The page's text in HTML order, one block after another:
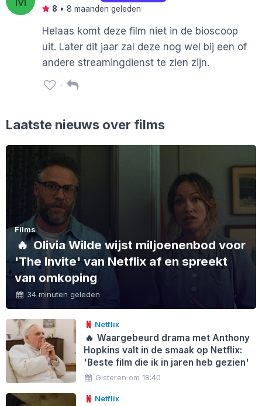
8 • 8 maanden geleden
Helaas komt deze film niet in de bioscoop
uit. Later dit jaar zal deze nog wel bij een of
andere streamingdienst te zien zijn.
Laatste nieuws over films
Films
🔥Olivia Wilde wijst miljoenenbod voor
'The Invite' van Netflix af en spreekt
van omkoping
34 minuten geleden
Netflix
🔥 Waargebeurd drama met Anthony
Hopkins valt in de smaak op Netflix:
'Beste film die ik in jaren heb gezien'
Gisteren om 18:40
Netflix